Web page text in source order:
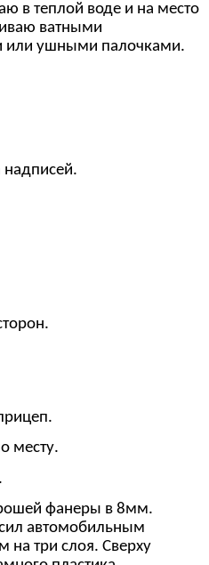
в теплой воде и на место
ватными
или ушными палочками.
надписей.
месту.
фанеры в 8мм.
автомобильным
три слоя. Сверху